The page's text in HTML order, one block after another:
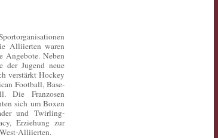
Alliierten waren
Angebote. Neben
der Jugend neue
verstärkt Hockey
Football, Base-
Die Franzosen
sich um Boxen
und Twirling-
Erziehung zur
Alliierten.